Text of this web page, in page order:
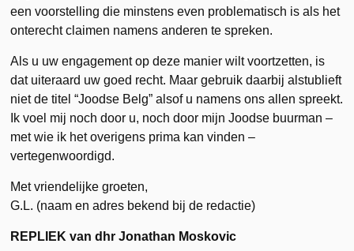
een voorstelling die minstens even problematisch is als het
onterecht claimen namens anderen te spreken.
Als u uw engagement op deze manier wilt voortzetten, is
dat uiteraard uw goed recht. Maar gebruik daarbij alstublieft
niet de titel “Joodse Belg” alsof u namens ons allen spreekt.
Ik voel mij noch door u, noch door mijn Joodse buurman –
met wie ik het overigens prima kan vinden –
vertegenwoordigd.
Met vriendelijke groeten,
G.L. (naam en adres bekend bij de redactie)
REPLIEK van dhr Jonathan Moskovic